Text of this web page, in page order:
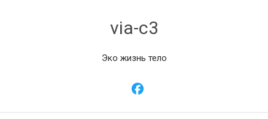
via-c3
Эко жизнь тело